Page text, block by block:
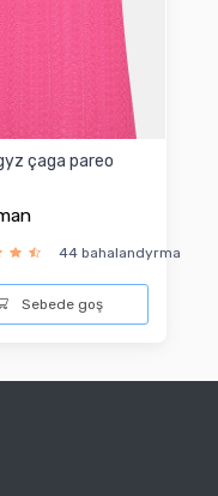
çaga pareo
44 bahalandyrma
Sebede goş